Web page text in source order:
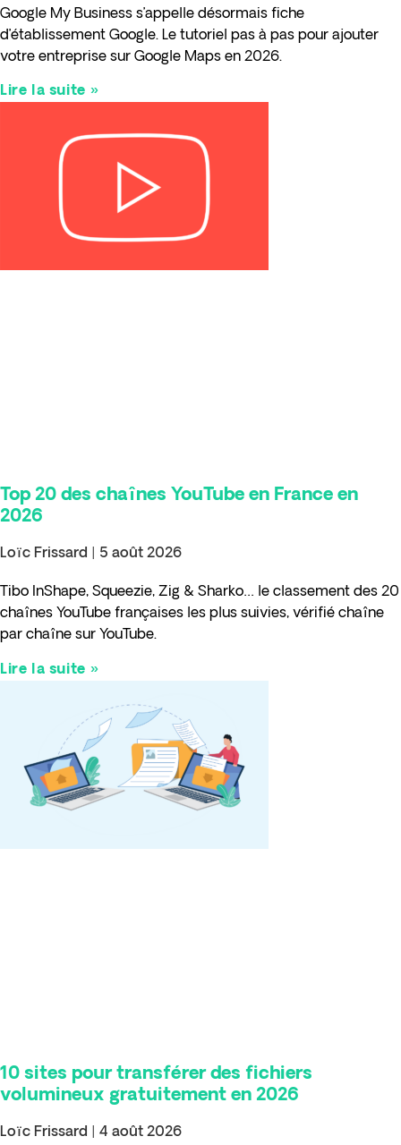
Google My Business s’appelle désormais fiche
d’établissement Google. Le tutoriel pas à pas pour ajouter
votre entreprise sur Google Maps en 2026.
Lire la suite »
Top 20 des chaînes YouTube en France en
2026
Loïc Frissard 5 août 2026
Tibo InShape, Squeezie, Zig & Sharko… le classement des 20
chaînes YouTube françaises les plus suivies, vérifié chaîne
par chaîne sur YouTube.
Lire la suite »
10 sites pour transférer des fichiers
volumineux gratuitement en 2026
Loïc Frissard 4 août 2026